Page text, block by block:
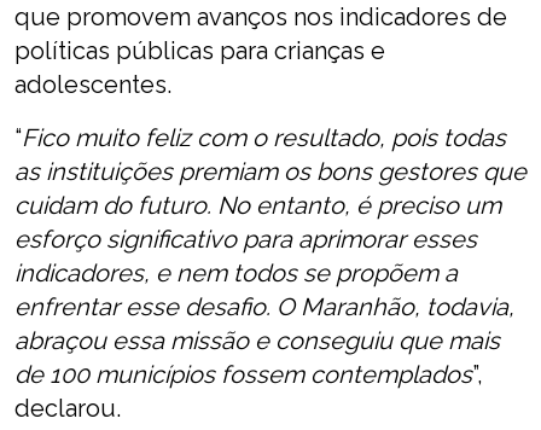
que promovem avanços nos indicadores de
políticas públicas para crianças e
adolescentes.
“Fico muito feliz com o resultado, pois todas
as instituições premiam os bons gestores que
cuidam do futuro. No entanto, é preciso um
esforço significativo para aprimorar esses
indicadores, e nem todos se propõem a
enfrentar esse desafio. O Maranhão, todavia,
abraçou essa missão e conseguiu que mais
de 100 municípios fossem contemplados”,
declarou.